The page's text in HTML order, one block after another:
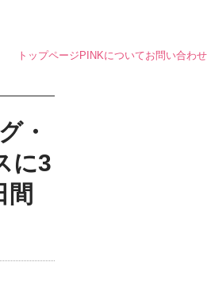
トップページ PINKについてお問い合わせ
・
に3
間